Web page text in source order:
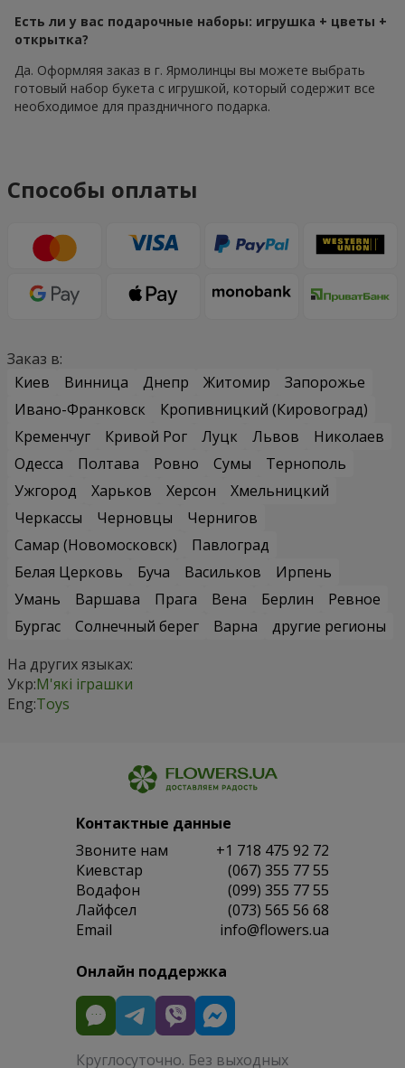
Есть ли у вас подарочные наборы: игрушка + цветы +
открытка?
Да. Оформляя заказ в г. Ярмолинцы вы можете выбрать
готовый набор букета с игрушкой, который содержит все
необходимое для праздничного подарка.
Способы оплаты
Заказ в:
Киев
Винница Днепр Житомир
Запорожье
Ивано-Франковск
Кропивницкий (Кировоград)
Кременчуг
Кривой Рог Луцк Львов
Николаев
Одесса
Полтава Ровно Сумы
Тернополь
Ужгород
Харьков Херсон
Хмельницкий
Черкассы
Черновцы
Чернигов
Самар (Новомосковск)
Павлоград
Белая Церковь
Буча Васильков
Ирпень
Умань
Варшава Прага Вена Берлин
Ревное
Бургас
Солнечный берег Варна
другие регионы
На других языках:
Укр:М'які іграшки
Eng:Toys
Контактные данные
Звоните нам
+1 718 475 92 72
Киевстар
(067) 355 77 55
Водафон
(099) 355 77 55
Лайфсел
(073) 565 56 68
Email
info@flowers.ua
Онлайн поддержка
Круглосуточно. Без выходных